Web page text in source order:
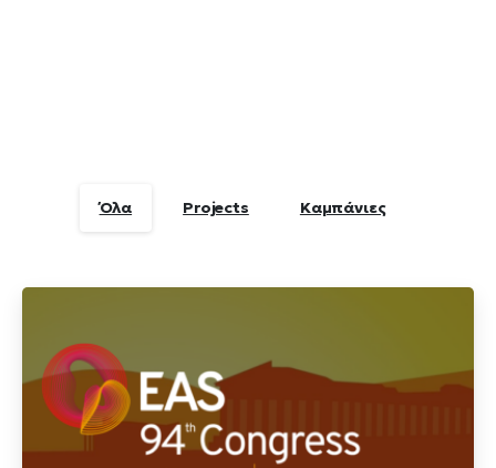
Όλα Projects Καμπάνιες